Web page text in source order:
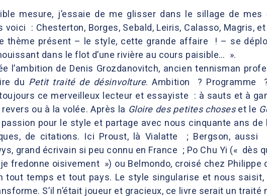
mesure, j’essaie de me glisser dans le sillage de mes
voici : Chesterton, Borges, Sebald, Leiris, Calasso, Magris,
thème présent – le style, cette grande affaire ! – se
dans le flot d’une rivière au cours paisible… ».
l’ambition de Denis Grozdanovitch, ancien tennisman
du Petit traité de désinvolture. Ambition ? Programme
ce merveilleux lecteur et essayiste : à sauts et à
ou à la volée. Après la Gloire des petites choseset le
pour le style et partage avec nous cinquante ans
de citations. Ici Proust, là Vialatte ; Bergson,
grand écrivain si peu connu en France ; Po Chu Yi (« dès
fredonne oisivement ») ou Belmondo, croisé chez Philippe
tout temps et tout pays. Le style singularise et nous saisit,
S’il n’était joueur et gracieux, ce livre serait un